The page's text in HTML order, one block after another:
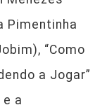
Pimentinha
“Como
a Jogar”
a